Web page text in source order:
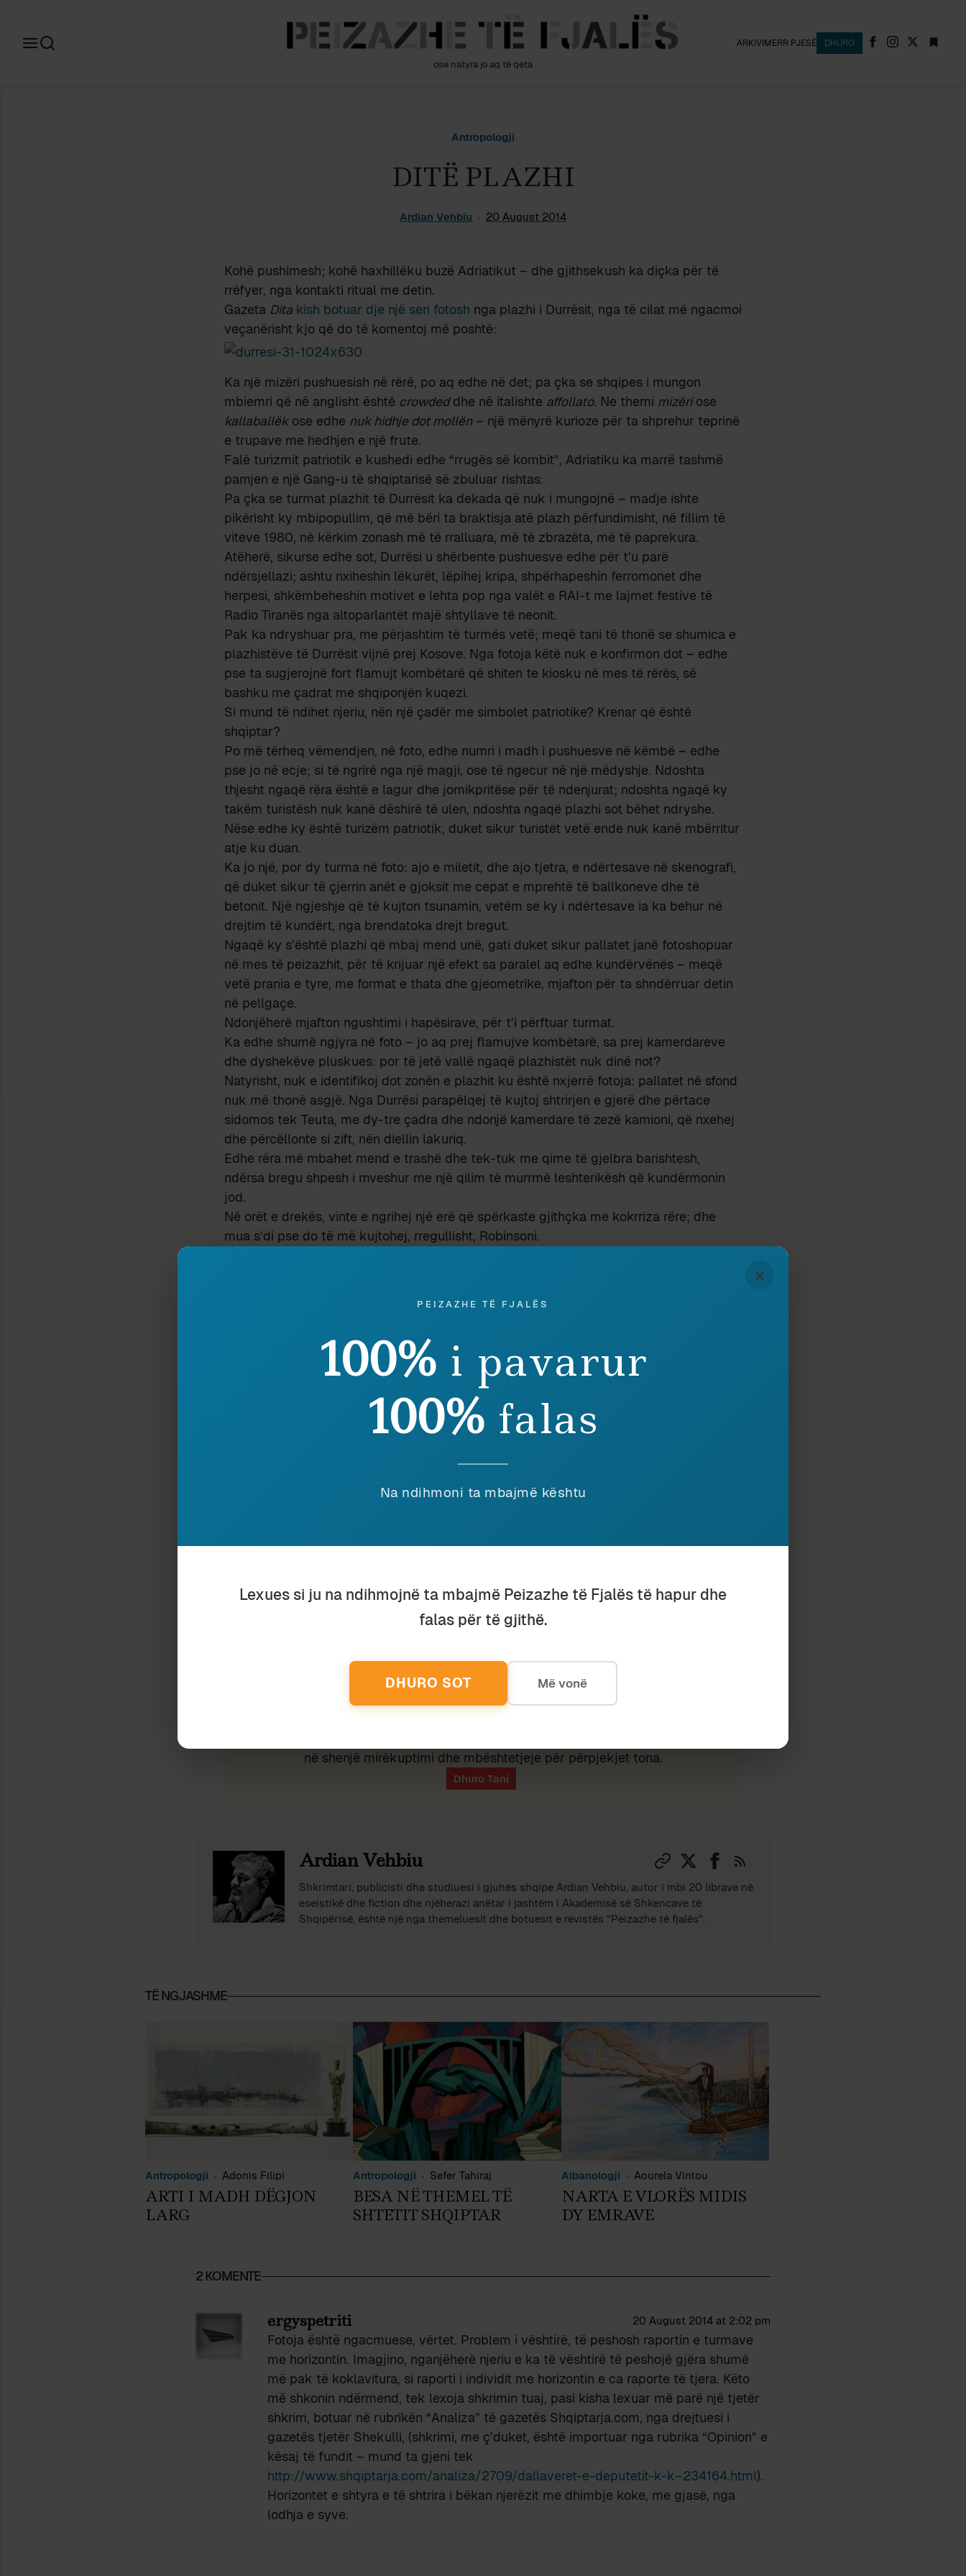
ose natyra jo aq të qeta
ARKIVIMERR PJESË DHURO
Antropologji
DITË PLAZHI
Ardian Vehbiu 20 August 2014
Kohë pushimesh; kohë haxhillëku buzë Adriatikut – dhe gjithsekush ka diçka për të
rrëfyer, nga kontakti ritual me detin.
Gazeta Dita kish botuar dje një seri fotosh nga plazhi i Durrësit, nga të cilat më ngacmoi
veçanërisht kjo që do të komentoj më poshtë:
Ka një mizëri pushuesish në rërë, po aq edhe në det; pa çka se shqipes i mungon
mbiemri që në anglisht është crowdeddhe në italishte affollato. Ne themi mizëriose
kallaballëkose edhe nuk hidhje dot mollën – një mënyrë kurioze për ta shprehur teprinë
e trupave me hedhjen e një frute.
Falë turizmit patriotik e kushedi edhe “rrugës së kombit”, Adriatiku ka marrë tashmë
pamjen e një Gang-u të shqiptarisë së zbuluar rishtas.
Pa çka se turmat plazhit të Durrësit ka dekada që nuk i mungojnë – madje ishte
pikërisht ky mbipopullim, që më bëri ta braktisja atë plazh përfundimisht, në fillim të
viteve 1980, në kërkim zonash më të rralluara, më të zbrazëta, më të paprekura.
Atëherë, sikurse edhe sot, Durrësi u shërbente pushuesve edhe për t’u parë
ndërsjellazi; ashtu nxiheshin lëkurët, lëpihej kripa, shpërhapeshin ferromonet dhe
herpesi, shkëmbeheshin motivet e lehta pop nga valët e RAI-t me lajmet festive të
Radio Tiranës nga altoparlantët majë shtyllave të neonit.
Pak ka ndryshuar pra, me përjashtim të turmës vetë; meqë tani të thonë se shumica e
plazhistëve të Durrësit vijnë prej Kosove. Nga fotoja këtë nuk e konfirmon dot – edhe
pse ta sugjerojnë fort flamujt kombëtarë që shiten te kiosku në mes të rërës, së
bashku me çadrat me shqiponjën kuqezi.
Si mund të ndihet njeriu, nën një çadër me simbolet patriotike? Krenar që është
shqiptar?
Po më tërheq vëmendjen, në foto, edhe numri i madh i pushuesve në këmbë – edhe
pse jo në ecje; si të ngrirë nga një magji, ose të ngecur në një mëdyshje. Ndoshta
thjesht ngaqë rëra është e lagur dhe jomikpritëse për të ndenjurat; ndoshta ngaqë ky
takëm turistësh nuk kanë dëshirë të ulen, ndoshta ngaqë plazhi sot bëhet ndryshe.
Nëse edhe ky është turizëm patriotik, duket sikur turistët vetë ende nuk kanë mbërritur
atje ku duan.
Ka jo një, por dy turma në foto: ajo e miletit, dhe ajo tjetra, e ndërtesave në skenografi,
që duket sikur të çjerrin anët e gjoksit me cepat e mprehtë të ballkoneve dhe të
betonit. Një ngjeshje që të kujton tsunamin, vetëm se ky i ndërtesave ia ka behur në
drejtim të kundërt, nga brendatoka drejt bregut.
Ngaqë ky s’është plazhi që mbaj mend unë, gati duket sikur pallatet janë fotoshopuar
në mes të peizazhit, për të krijuar një efekt sa paralel aq edhe kundërvënës – meqë
vetë prania e tyre, me format e thata dhe gjeometrike, mjafton për ta shndërruar detin
në pellgaçe.
Ndonjëherë mjafton ngushtimi i hapësirave, për t’i përftuar turmat.
Ka edhe shumë ngjyra në foto – jo aq prej flamujve kombëtarë, sa prej kamerdareve
dhe dyshekëve pluskues: por të jetë vallë ngaqë plazhistët nuk dinë not?
Natyrisht, nuk e identifikoj dot zonën e plazhit ku është nxjerrë fotoja: pallatet në sfond
nuk më thonë asgjë. Nga Durrësi parapëlqej të kujtoj shtrirjen e gjerë dhe përtace
sidomos tek Teuta, me dy-tre çadra dhe ndonjë kamerdare të zezë kamioni, që nxehej
dhe përcëllonte si zift, nën diellin lakuriq.
Edhe rëra më mbahet mend e trashë dhe tek-tuk me qime të gjelbra barishtesh,
ndërsa bregu shpesh i mveshur me një qilim të murrmë leshterikësh që kundërmonin
jod.
Në orët e drekës, vinte e ngrihej një erë që spërkaste gjithçka me kokrriza rëre; dhe
mua s’di pse do të më kujtohej, rregullisht, Robinsoni.
MENYJA E PLAZHISTIT
In "Udhëtime"
BUNKERI SHET
Subscribe
në shenjë mirëkuptimi dhe mbështetjeje për përpjekjet tona.
Ardian Vehbiu
Shkrimtari, publicisti dhe studiuesi i gjuhës shqipe Ardian Vehbiu, autor i mbi 20 librave në
eseistikë dhe fiction dhe njëherazi anëtar i jashtëm i Akademisë së Shkencave të
Shqipërisë, është një nga themeluesit dhe botuesit e revistës “Peizazhe të fjalës”.
TË NGJASHME
Antropologji Adonis Filipi
ARTI I MADH DËGJON
LARG
Antropologji Sefer Tahiraj
BESA NË THEMEL TË
SHTETIT SHQIPTAR
Albanologji Aourela Vintou
NARTA E VLORËS MIDIS
DY EMRAVE
2 KOMENTE
ergyspetriti 20 August 2014 at 2:02 pm
Fotoja është ngacmuese, vërtet. Problem i vështirë, të peshosh raportin e turmave
me horizontin. Imagjino, nganjëherë njeriu e ka të vështirë të peshojë gjëra shumë
më pak të koklavitura, si raporti i individit me horizontin e ca raporte të tjera. Këto
më shkonin ndërmend, tek lexoja shkrimin tuaj, pasi kisha lexuar më parë një tjetër
shkrim, botuar në rubrikën “Analiza” të gazetës Shqiptarja.com, nga drejtuesi i
gazetës tjetër Shekulli, (shkrimi, me ç’duket, është importuar nga rubrika “Opinion” e
kësaj të fundit – mund ta gjeni tek
http://www.shqiptarja.com/analiza/2709/dallaveret-e-deputetit-k-k–234164.html).
Horizontet e shtyra e të shtrira i bëkan njerëzit me dhimbje koke, me gjasë, nga
lodhja e syve.
×
PEIZAZHE TË FJALËS
100% i pavarur
100% falas
Na ndihmoni ta mbajmë kështu
Lexues si ju na ndihmojnë ta mbajmë Peizazhe të Fjalës të hapur dhe
falas për të gjithë.
DHURO SOT Më vonë